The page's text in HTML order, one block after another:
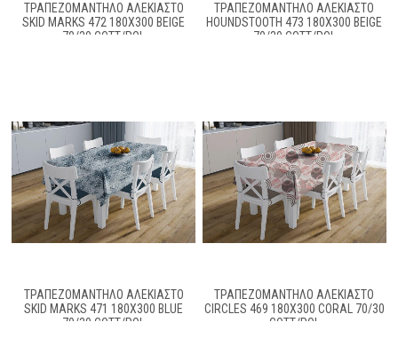
ΤΡΑΠΕΖΟΜΆΝΤΗΛΟ ΑΛΈΚΙΑΣΤΟ
SKID MARKS 472 180X300 BEIGE
70/30 COTT/POL
ΤΡΑΠΕΖΟΜΆΝΤΗΛΟ ΑΛΈΚΙΑΣΤΟ
HOUNDSTOOTH 473 180X300 BEIGE
70/30 COTT/POL
ΤΡΑΠΕΖΟΜΆΝΤΗΛΟ ΑΛΈΚΙΑΣΤΟ
SKID MARKS 471 180X300 BLUE
70/30 COTT/POL
ΤΡΑΠΕΖΟΜΆΝΤΗΛΟ ΑΛΈΚΙΑΣΤΟ
CIRCLES 469 180X300 CORAL 70/30
COTT/POL